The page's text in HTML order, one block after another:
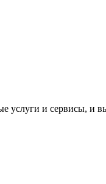
услуги и сервисы, и